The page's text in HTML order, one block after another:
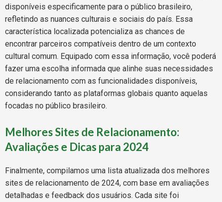
disponíveis especificamente para o público brasileiro,
refletindo as nuances culturais e sociais do país. Essa
característica localizada potencializa as chances de
encontrar parceiros compatíveis dentro de um contexto
cultural comum. Equipado com essa informação, você poderá
fazer uma escolha informada que alinhe suas necessidades
de relacionamento com as funcionalidades disponíveis,
considerando tanto as plataformas globais quanto aquelas
focadas no público brasileiro.
Melhores Sites de Relacionamento:
Avaliações e Dicas para 2024
Finalmente, compilamos uma lista atualizada dos melhores
sites de relacionamento de 2024, com base em avaliações
detalhadas e feedback dos usuários. Cada site foi